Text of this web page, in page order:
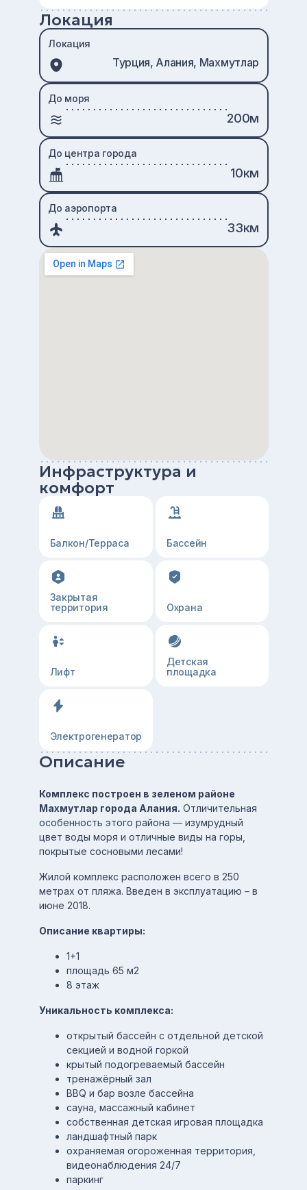
Локация
Локация
Турция, Алания, Махмутлар
До моря
200м
До центра города
10км
До аэропорта
33км
Инфраструктура и
комфорт
Балкон/Терраса Бассейн
Закрытая
территория
Охрана
Лифт
Детская
площадка
Электрогенератор
Описание
Комплекс построен в зеленом районе
Махмутлар города Алания. Отличительная
особенность этого района — изумрудный
цвет воды моря и отличные виды на горы,
покрытые сосновыми лесами!
Жилой комплекс расположен всего в 250
метрах от пляжа. Введен в эксплуатацию – в
июне 2018.
Описание квартиры:
1+1
площадь 65 м2
8 этаж
Уникальность комплекса:
открытый бассейн с отдельной детской
секцией и водной горкой
крытый подогреваемый бассейн
тренажёрный зал
BBQ и бар возле бассейна
сауна, массажный кабинет
собственная детская игровая площадка
ландшафтный парк
охраняемая огороженная территория,
видеонаблюдения 24/7
паркинг